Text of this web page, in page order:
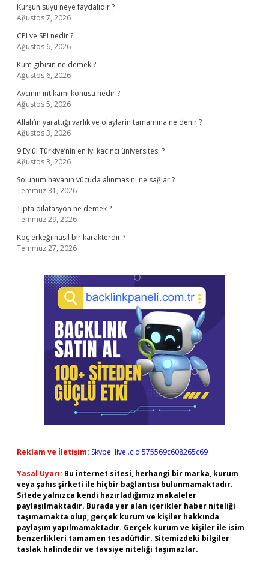
Kurşun suyu neye faydalıdır ?
Ağustos 7, 2026
CPI ve SPI nedir ?
Ağustos 6, 2026
Kum gibisin ne demek ?
Ağustos 6, 2026
Avcının intikamı konusu nedir ?
Ağustos 5, 2026
Allah’ın yarattığı varlık ve olaylarin tamamına ne denir ?
Ağustos 3, 2026
9 Eylül Türkiye’nin en iyi kaçıncı üniversitesi ?
Ağustos 3, 2026
Solunum havanın vücuda alınmasını ne sağlar ?
Temmuz 31, 2026
Tıpta dilatasyon ne demek ?
Temmuz 29, 2026
Koç erkeği nasıl bir karakterdir ?
Temmuz 27, 2026
Reklam ve İletişim: Skype: live:.cid.575569c608265c69
Yasal Uyarı: Bu internet sitesi, herhangi bir marka, kurum
veya şahıs şirketi ile hiçbir bağlantısı bulunmamaktadır.
Sitede yalnızca kendi hazırladığımız makaleler
paylaşılmaktadır. Burada yer alan içerikler haber niteliği
taşımamakta olup, gerçek kurum ve kişiler hakkında
paylaşım yapılmamaktadır. Gerçek kurum ve kişiler ile isim
benzerlikleri tamamen tesadüfidir. Sitemizdeki bilgiler
taslak halindedir ve tavsiye niteliği taşımazlar.